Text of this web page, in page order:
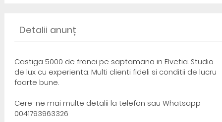
Detalii anunț
Castiga 5000 de franci pe saptamana in Elvetia. Studio
de lux cu experienta. Multi clienti fideli si conditii de lucru
foarte bune.
Cere-ne mai multe detalii la telefon sau Whatsapp
0041793963326